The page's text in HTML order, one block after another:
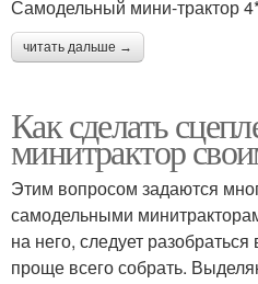
Самодельный мини-трактор
читать дальше →
Как сделать
минитрактор
Этим вопросом задаются
самодельными
на него, следует
проще всего собрать.